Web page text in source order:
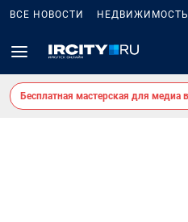
ВСЕ НОВОСТИ НЕДВИЖИМОСТЬ
Бесплатная мастерская для медиа